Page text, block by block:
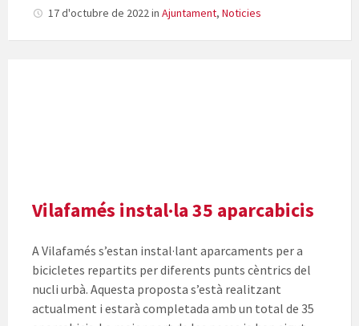
17 d'octubre de 2022in Ajuntament, Noticies
Vilafamés instal·la 35 aparcabicis
A Vilafamés s’estan instal·lant aparcaments per a
bicicletes repartits per diferents punts cèntrics del
nucli urbà. Aquesta proposta s’està realitzant
actualment i estarà completada amb un total de 35